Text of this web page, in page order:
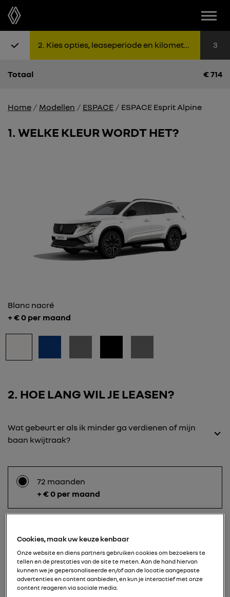
Stap 1: Kies uitvoering
2 Kies opties, leaseperiode en kilometers Stap 2:
3
Totaal €714
Home Modellen ESPACE ESPACE Esprit Alpine
1 WELKE KLEUR WORDT HET?
Blanc nacré
+ €0 per maand
2 HOE LANG WIL JE LEASEN?
Wat gebeurt er als ik minder ga verdienen of mijn
baan kwijtraak?
72 maanden
+ € 0 per maand
60 maanden
+ € 36 per maand
48 maanden
Cookies, maak uw keuze kenbaar
Onze website en diens partners gebruiken cookies om bezoekers te
tellen en de prestaties van de site te meten. Aan de hand hiervan
kunnen we je gepersonaliseerde en/of aan de locatie aangepaste
advertenties en content aanbieden, en kun je interactief met onze
content reageren via sociale media.